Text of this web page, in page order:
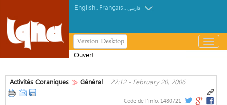
English. Français.فارسی
Version Desktop
باز
و
Ouverture de la 46e édition du
à La Mecque
Activités Coraniques Général 22:12 - February 20, 2006
Code de l'info: 1480721